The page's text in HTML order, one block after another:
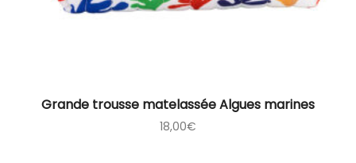
Grande trousse matelassée Algues marines
18,00€